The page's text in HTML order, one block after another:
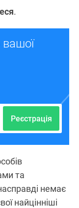
.
вашої
Реєстрація
та
немає
найцінніші